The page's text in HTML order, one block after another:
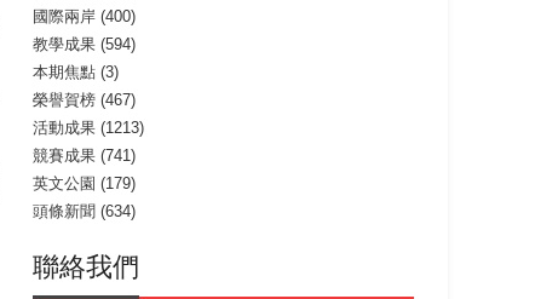
國際兩岸 (400)
教學成果 (594)
本期焦點 (3)
榮譽賀榜 (467)
活動成果 (1213)
競賽成果 (741)
英文公園 (179)
頭條新聞 (634)
聯絡我們